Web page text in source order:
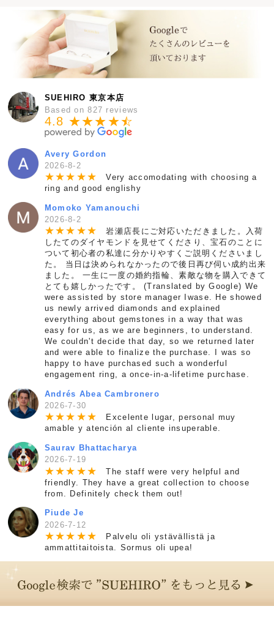
SUEHIRO 東京本店
Based on 827 reviews
4.8 ★★★★★
☆
Avery Gordon
2026-8-2
★★★ ★★
Very accomodating with choosing a
ring and good englishy
Momoko Yamanouchi
2026-8-2
★★★ ★★
岩瀬店長にご対応いただきました。入荷
したてのダイヤモンドを見せてくださり、宝石のことに
ついて初心者の私達に分かりやすくご説明くださいまし
た。 当日は決められなかったので後日再び伺い成約出来
ました。 一生に一度の婚約指輪、素敵な物を購入できて
とても嬉しかったです。 (Translated by Google) We
were assisted by store manager Iwase. He showed
us newly arrived diamonds and explained
everything about gemstones in a way that was
easy for us, as we are beginners, to understand.
We couldn't decide that day, so we returned later
and were able to finalize the purchase. I was so
happy to have purchased such a wonderful
engagement ring, a once-in-a-lifetime purchase.
Andrés Abea Cambronero
2026-7-30
★★★ ★★
Excelente lugar, personal muy
amable y atención al cliente insuperable.
Saurav Bhattacharya
2026-7-19
★★★ ★★
The staff were very helpful and
friendly. They have a great collection to choose
from. Definitely check them out!
Piude Je
2026-7-12
★★★ ★★
Palvelu oli ystävällistä ja
ammattitaitoista. Sormus oli upea!